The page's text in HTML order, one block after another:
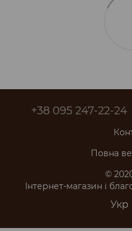
+38 095 247-22-24
Повна
©
Інтернет-магазин і
Укр